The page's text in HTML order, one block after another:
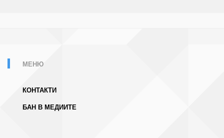
МЕНЮ
КОНТАКТИ
БАН В МЕДИИТЕ